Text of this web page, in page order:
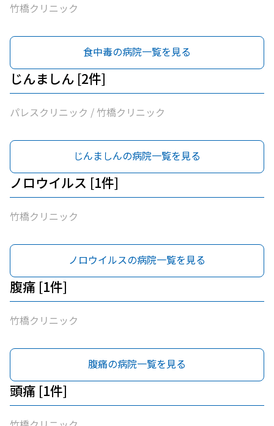
竹橋クリニック
食中毒の病院一覧を見る
じんましん [2件]
パレスクリニック / 竹橋クリニック
じんましんの病院一覧を見る
ノロウイルス [1件]
竹橋クリニック
ノロウイルスの病院一覧を見る
腹痛 [1件]
竹橋クリニック
腹痛の病院一覧を見る
頭痛 [1件]